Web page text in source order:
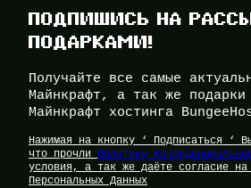
ПОДПИШИСЬ НА
ПОДАРКАМИ!
Получайте все самые
Майнкрафт, а так же
Майнкрафт хостинга
Нажимая на кнопку ‘ Подписаться ‘
что прочли Политику
условия, а так же даёте согласие на
Персональных Данных